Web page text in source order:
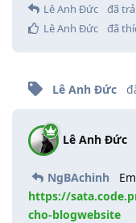
Lê Anh Đức
đã
Lê Anh Đức
đã
Lê Anh Đức
Lê Anh Đức
NgBAchinh
https://
cho-blogwebsite